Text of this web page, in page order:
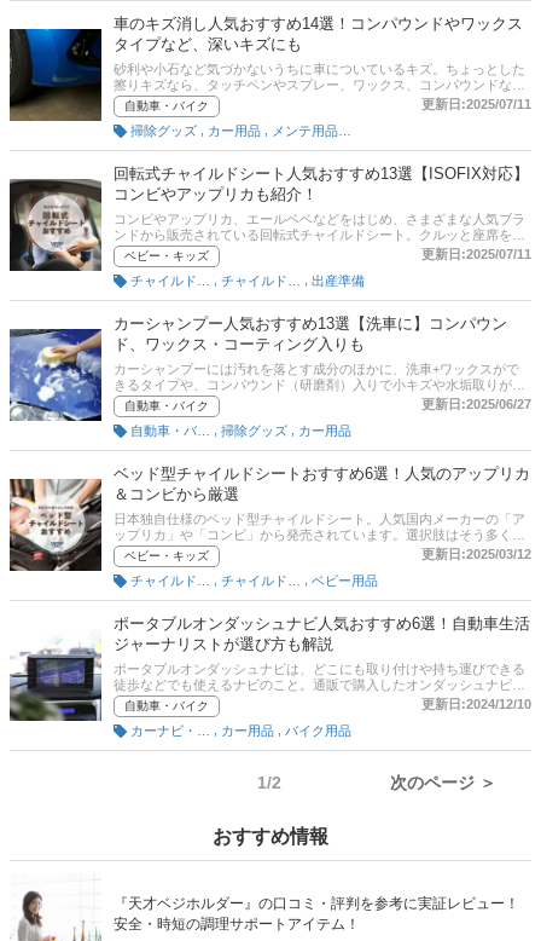
に吸着させるものなどさまざまな商品を厳選しました。後半には、通
販の人気ランキングや口コミ情報も掲載。ぜひ最後までチェックして
くださいね。
車のキズ消し人気おすすめ14選！コンパウンドやワックス
タイプなど、深いキズにも
砂利や小石など気づかないうちに車についているキズ。ちょっとした
擦りキズなら、タッチペンやスプレー、ワックス、コンパウンドなど
で自分で直すことができます。そこでこの記事では、車用キズ消しの
選び方とおすすめ商品を紹介します。コーティングしてツヤだしでき
るタイプなどもピックアップ。記事後半には、比較一覧表や通販サイ
トの最新人気ランキングも載せていますので、売れ筋や口コミもあわ
せてチェックしてみてください。
自動車・バイク
更新日:2025/07/11
掃除グッズ
カー用品
回転式チャイルドシート人気おすすめ13選【ISOFIX対応】
コンビやアップリカも紹介！
コンビやアップリカ、エールベベなどをはじめ、さまざまな人気ブラ
ンドから販売されている回転式チャイルドシート。クルッと座席をド
ア側に向けられるので「子供の乗せおろしがラク！」と多くのママや
パパに人気を集めています。とくに乗せおろしに気を遣う、新生児や
首のすわっていない小さな赤ちゃんには必須ともいえる機能です。種
類が多くてどれがいいか分からない！ 商品選びで失敗したくない！
という方に向けて、この記事では公認チャイルドシート指導員の加藤
久美子さんへの取材をもとに、回転式チャイルドシートの選び方とお
すすめ商品を紹介します。Amazonなど通販の売れ筋人気ランキング
や、先輩ママたちが「買ってよかった！」とイチオシする商品も口コ
ミ付きで掲載するので、ぜひ参考にしてくださいね。
ベビー・キッズ
更新日:2025/07/11
出産準備
カーシャンプー人気おすすめ13選【洗車に】コンパウン
ド、ワックス・コーティング入りも
カーシャンプーには汚れを落とす成分のほかに、洗車+ワックスがで
きるタイプや、コンパウンド（研磨剤）入りで小キズや水垢取りがで
きる商品、撥水シャンプーなどがあり、ボディカラーやコーティング
の種類ごとに推奨される商品は異なってきます。そこでここでは、カ
ーシャンプーの選び方とおすすめ商品を紹介します。市販で人気のシ
ュアラスターやソナックスもピックアップ。後半には、比較一覧表や
通販サイトの最新人気ランキングもあるので、売れ筋や口コミとあわ
せてチェックしてみてください。
自動車・バイク
更新日:2025/06/27
掃除グッズ カー用品
ベッド型チャイルドシートおすすめ6選！人気のアップリカ
＆コンビから厳選
日本独自仕様のベッド型チャイルドシート。人気国内メーカーの「ア
ップリカ」や「コンビ」から発売されています。選択肢はそう多くは
ありませんが、赤ちゃんを守るものだからこそしっかり納得して選び
たいですよね。そこでこの記事では、公認チャイルドシート指導員の
加藤久美子さんに取材のもと、ベッド型チャイルドシートの選び方と
おすすめ商品を紹介。通販の人気ランキングや口コミもぜひ参考にし
てくださいね。
ベビー・キッズ
更新日:2025/03/12
ベビー用品
ポータブルオンダッシュナビ人気おすすめ6選！自動車生活
ジャーナリストが選び方も解説
ポータブルオンダッシュナビは、どこにも取り付けや持ち運びできる
徒歩などでも使えるナビのこと。通販で購入したオンダッシュナビの
なかには、フロントガラスにも取りつけられる吸盤が同梱されている
場合がありますが、日本ではフロントガラスの内窓に車検ステッカー
やドライブレコーダーのカメラなど、認可されたもの以外は保安基準
で貼りつけが禁止されています。たとえ視界に影響がない場合でも取
ナビの選び方やおすすめ商品をご紹介。さらに、通販サイトの最新人
気ランキングのリンクがあるので、売れ筋や口コミを確認してくださ
自動車・バイク
更新日:2024/12/10
カー用品 バイク用品
1/2 次のページ ＞
おすすめ情報
『天才ベジホルダー』の口コミ・評判を参考に実証レビュー！
安全・時短の調理サポートアイテム！